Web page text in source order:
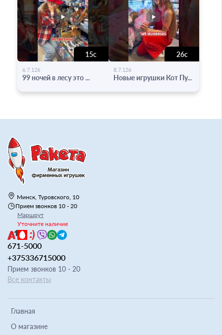
15с
6.7.126
99 ночей в лесу это ...
26с
8.7.126
Новые игрушки Кот Пу...
Главная
О магазине
Минск, Туровского, 10
Прием звонков 10 - 20
Маршрут
Уточните наличие
671-5000
+375336715000
Прием звонков 10 - 20
Все контакты